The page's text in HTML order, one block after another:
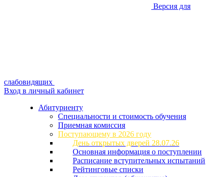
Версия для
слабовидящих
Вход в личный кабинет
Абитуриенту
Специальности и стоимость обучения
Приемная комиссия
Поступающему в 2026 году
День открытых дверей 28.07.26
Основная информация о поступлении
Расписание вступительных испытаний
Рейтинговые списки